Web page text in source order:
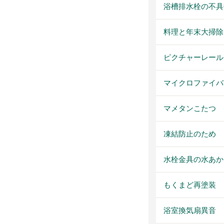
浴槽排水栓の不
料理と年末大掃除
ピクチャーレール
マイクロファイ
マメタンこたつ
凍結防止のため
水栓金具の水あか
もくまど再塗装
浴室換気扇異音